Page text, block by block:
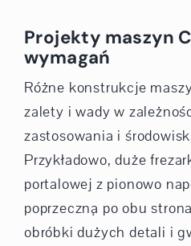
Projekty maszyn
wymagań
Różne konstrukcje
zalety i wady w
zastosowania i
Przykładowo, duże
portalowej z pionowo
poprzeczną po obu
obróbki dużych detali i